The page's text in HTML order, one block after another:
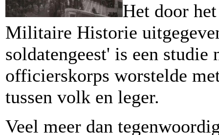
Het door
Militaire Historie
soldatengeest' is een studie
officierskorps worstelde
tussen volk en leger.
Veel meer dan